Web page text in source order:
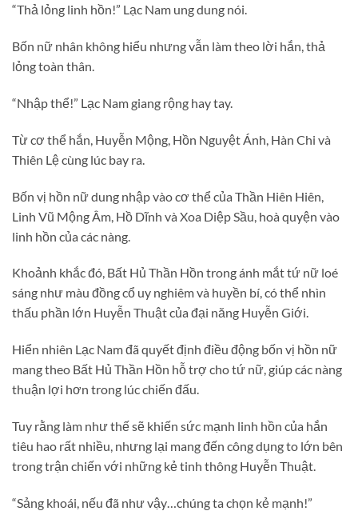
“Thả lỏng linh hồn!” Lạc Nam ung dung nói.
Bốn nữ nhân không hiểu nhưng vẫn làm theo lời hắn, thả
lỏng toàn thân.
“Nhập thể!” Lạc Nam giang rộng hay tay.
Từ cơ thể hắn, Huyễn Mộng, Hồn Nguyệt Ánh, Hàn Chi và
Thiên Lệ cùng lúc bay ra.
Bốn vị hồn nữ dung nhập vào cơ thể của Thần Hiên Hiên,
Linh Vũ Mộng Âm, Hồ Dĩnh và Xoa Diệp Sầu, hoà quyện vào
linh hồn của các nàng.
Khoảnh khắc đó, Bất Hủ Thần Hồn trong ánh mắt tứ nữ loé
sáng như màu đồng cổ uy nghiêm và huyền bí, có thể nhìn
thấu phần lớn Huyễn Thuật của đại năng Huyễn Giới.
Hiển nhiên Lạc Nam đã quyết định điều động bốn vị hồn nữ
mang theo Bất Hủ Thần Hồn hỗ trợ cho tứ nữ, giúp các nàng
thuận lợi hơn trong lúc chiến đấu.
Tuy rằng làm như thế sẽ khiến sức mạnh linh hồn của hắn
tiêu hao rất nhiều, nhưng lại mang đến công dụng to lớn bên
trong trận chiến với những kẻ tinh thông Huyễn Thuật.
“Sảng khoái, nếu đã như vậy…chúng ta chọn kẻ mạnh!”